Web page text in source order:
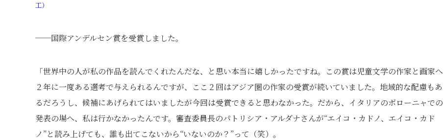
工）
──国際アンデルセン賞を受賞しました。
「世界中の人が私の作品を読んでくれたんだな、と思い本当に嬉しかったですね。この賞は児童文学の作家と画家へ
２年に一度ある選考で与えられるんですが、ここ２回はアジア圏の作家の受賞が続いていました。地域的な配慮もあ
るだろうし、候補にあげられてはいましたが今回は受賞できると思わなかった。だから、イタリアのボローニャでの
発表の場へ、私は行かなかったんです。審査委員長のパトリシア・アルダナさんが“エイコ・カドノ、エイコ・カド
ノ”と読み上げても、誰も出てこないから“いないのか？”って（笑）。